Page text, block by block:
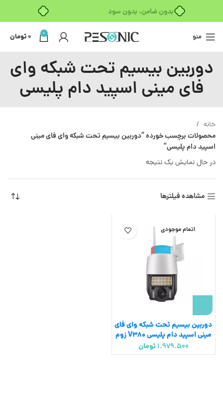
بدون ضامن، بدون سود
منو 0
0تومان
دوربین بیسیم تحت شبکه وای
فای مینی اسپید دام پلیسی
خانه
محصولات برچسب خورده “دوربین بیسیم تحت شبکه وای فای مینی
اسپید دام پلیسی”
در حال نمایش یک نتیجه
مشاهده فیلترها
اتمام موجودی
دوربین بیسیم تحت شبکه وای فای
مینی اسپید دام پلیسی V380 زوم
دار دید در شب رنگی
1.979.500تومان